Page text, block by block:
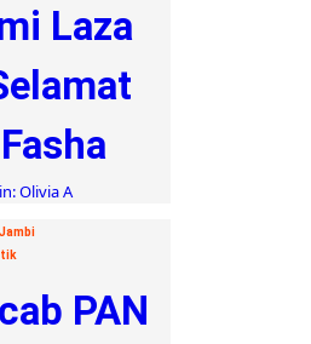
Laza
Olivia A
PAN